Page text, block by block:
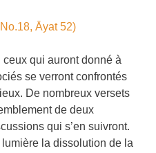
Āyat 52)
qui auront donné à
se verront confrontés
De nombreux versets
de deux
qui s’en suivront.
la dissolution de la